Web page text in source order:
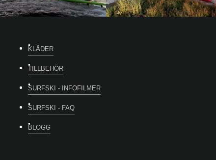
KLÄDER
TILLBEHÖR
SURFSKI - INFOFILMER
SURFSKI - FAQ
BLOGG